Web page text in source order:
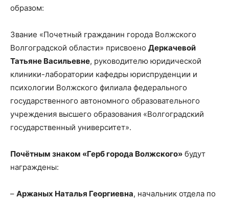
образом:
Звание «Почетный гражданин города Волжского
Волгоградской области» присвоено Деркачевой
Татьяне Васильевне, руководителю юридической
клиники-лаборатории кафедры юриспруденции и
психологии Волжского филиала федерального
государственного автономного образовательного
учреждения высшего образования «Волгоградский
государственный университет».
Почётным знаком «Герб города Волжского» будут
награждены:
– Аржаных Наталья Георгиевна, начальник отдела по